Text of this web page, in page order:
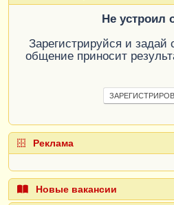
Не устроил
Зарегистрируйся и
общение приносит
Реклама
Новые вакансии